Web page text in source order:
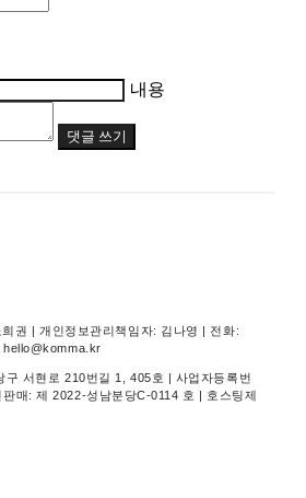
내용
댓글 쓰기
권 | 개인정보관리책임자: 김나영 | 전화:
구 서현로 210번길 1, 405호 | 사업자등록번
판매:제 2022-성남분당C-0114 호
| 호스팅제